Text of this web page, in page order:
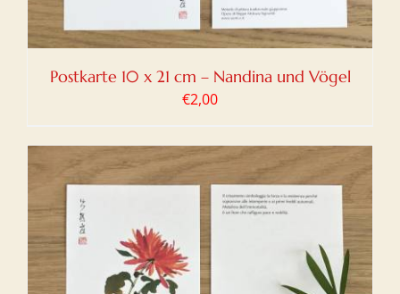
Postkarte 10 x 21 cm – Nandina und Vögel
€2,00